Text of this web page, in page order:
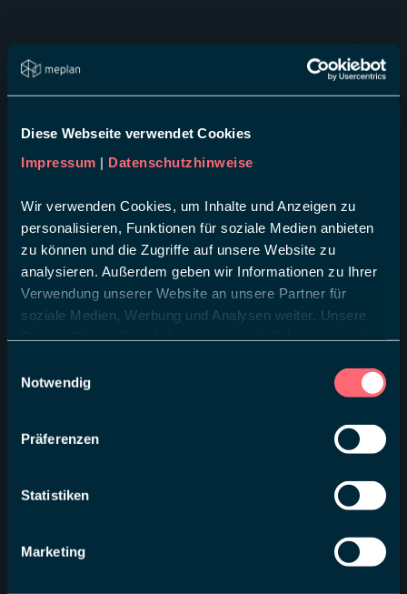
Diese Webseite verwendet Cookies
Impressum | Datenschutzhinweise
Wir verwenden Cookies, um Inhalte und Anzeigen zu
personalisieren, Funktionen für soziale Medien anbieten
zu können und die Zugriffe auf unsere Website zu
analysieren. Außerdem geben wir Informationen zu Ihrer
Verwendung unserer Website an unsere Partner für
soziale Medien, Werbung und Analysen weiter. Unsere
haben oder die sie im Rahmen Ihrer Nutzung der Dienste
Notwendig
Präferenzen
Statistiken
Marketing